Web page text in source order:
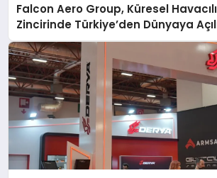
Falcon Aero Group, Küresel
Zincirinde Türkiye’den Dünyaya